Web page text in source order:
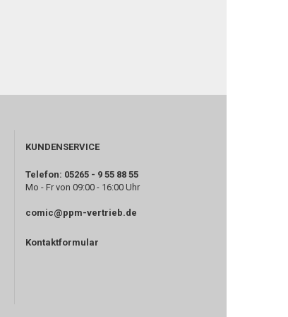
KUNDENSERVICE
Telefon: 05265 - 9 55 88 55
Mo - Fr von 09:00 - 16:00 Uhr
comic@ppm-vertrieb.de
Kontaktformular